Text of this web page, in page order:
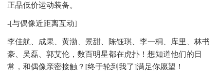
正品低价运动装备。
-[与偶像近距离互动]
李佳航、成果、黄渤、景甜、陈钰琪、李一桐、库里、林书
豪、吴磊、郭艾伦，数百明星都在虎扑！想知道他们的日
常，和偶像亲密接触？[终于轮到我了]满足你愿望！